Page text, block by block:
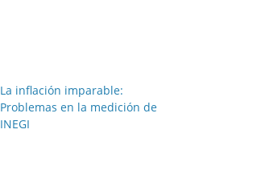
La inflación imparable:
Problemas en la medición de
INEGI